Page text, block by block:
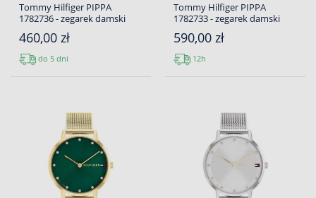
Tommy Hilfiger PIPPA
1782736 - zegarek damski
460,00 zł
do 5 dni
Tommy Hilfiger PIPPA
1782733 - zegarek damski
590,00 zł
12h